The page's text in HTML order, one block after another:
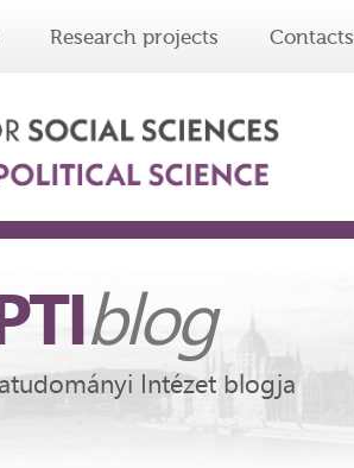
Research projects Contacts
blog
Intézet blogja